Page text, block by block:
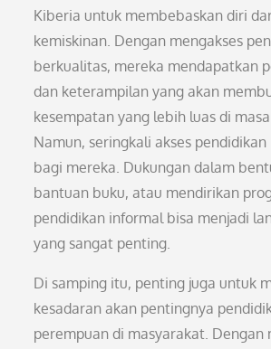
Kiberia untuk membebaskan diri
kemiskinan. Dengan mengakses
berkualitas, mereka mendapatkan
dan keterampilan yang akan
kesempatan yang lebih luas di
Namun, seringkali akses
bagi mereka. Dukungan dalam
bantuan buku, atau mendirikan
pendidikan informal bisa menjadi
yang sangat penting.
Di samping itu, penting juga untuk
kesadaran akan pentingnya
perempuan di masyarakat. Dengan